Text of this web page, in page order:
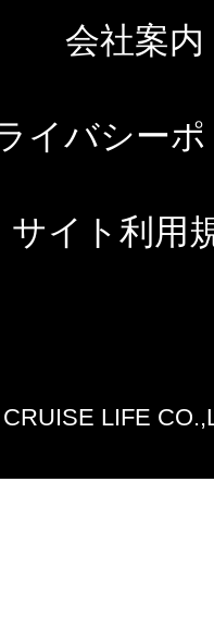
会社案内
イバシー
サイト利用
LIFE